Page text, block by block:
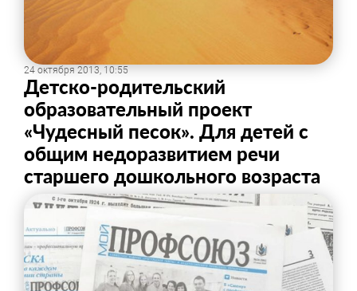
24 октября 2013, 10:55
Детско-родительский
образовательный проект
«Чудесный песок». Для детей с
общим недоразвитием речи
старшего дошкольного возраста